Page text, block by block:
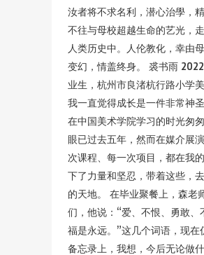
汝者将不求名利，潜心治學，
不往与母校超越生命的艺光，
人类历史中。人伦教化，幸由
变幻，情盖终身。 裘书雨
业生，杭州市良渚杭行路小学
我一直觉得成长是一件非常神
在中国美术学院学习的时光匆
眼已过去五年，然而在媒介展
次课程、每一次项目，都在我
下了力量和坚忍，带着这些，
的天地。 在毕业聚餐上，森老
们，他说：“爱、不恨、勇敢、
福是永远。”这几个词语，现在
备忘录上，我想，今后无论做